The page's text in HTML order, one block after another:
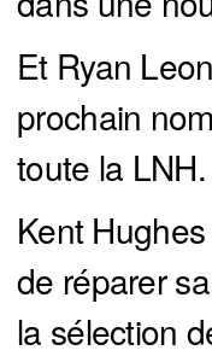
Et Ryan
prochain
toute la LNH.
Kent
de réparer
la sélection